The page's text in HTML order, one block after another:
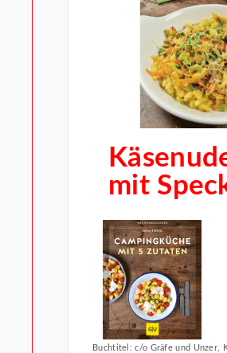
mit
Buchtitel: c/o Gräfe und Unzer,